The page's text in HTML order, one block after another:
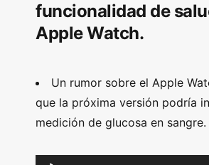
funcionalidad de
Apple Watch.
Un rumor sobre el Apple
que la próxima versión podría
medición de glucosa en sangre.